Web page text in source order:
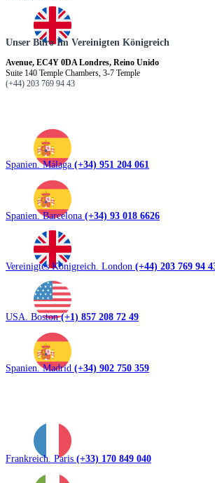
Unser Büro Im Vereinigten Königreich
Avenue, EC4Y 0DA Londres, Reino Unido
Suite 140 Temple Chambers, 3-7 Temple
(+44) 203 769 94 43
Spanien. Málaga (+34) 951 204 061
Spanien. Barcelona (+34) 93 018 6626
Vereinigtes Königreich. London (+44) 203 769 94
USA. Boston(+1) 857 208 72 49
Spanien. Madrid (+34) 902 750 359
Frankreich. Paris (+33) 170 849 040